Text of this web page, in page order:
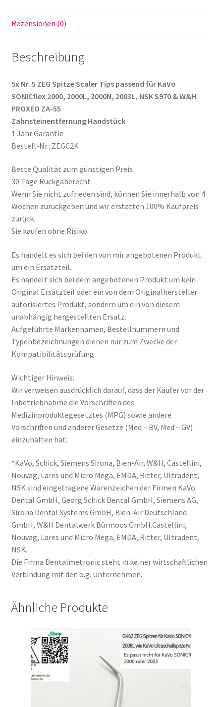
2000N,
NSK
S970
W&H
PROXEO
ZA-
55
Menge
Rezensionen (0)
Beschreibung
5x Nr. 5 ZEG Spitze Scaler Tips passend für KaVo
SONICflex 2000, 2000L, 2000N, 2003L, NSK S970 & W&H
PROXEO ZA-55
Zahnsteinentfernung Handstück
1 Jahr Garantie
Bestell-Nr.: ZEGC2K
Beste Qualität zum günstigen Preis
30 Tage Rückgaberecht
Wenn Sie nicht zufrieden sind, können Sie innerhalb von 4
Wochen zurückgeben und wir erstatten 100% Kaufpreis
zurück.
Sie kaufen ohne Risiko.
Es handelt es sich bei den von mir angebotenen Produkt
um ein Ersatzteil.
Es handelt sich bei dem angebotenen Produkt um kein
Original Ersatzteil oder ein von dem Originalhersteller
autorisiertes Produkt, sondern um ein von diesem
unabhängig hergestellten Ersatz.
Aufgeführte Markennamen, Bestellnummern und
Typenbezeichnungen dienen nur zum Zwecke der
Kompatibilitätsprüfung.
Wichtiger Hinweis:
Wir verweisen ausdrücklich darauf, dass der Käufer vor der
Inbetriebnahme die Vorschriften des
Medizinproduktegesetztes (MPG) sowie andere
Vorschriften und anderer Gesetze (Med – BV, Med – GV)
einzuhalten hat.
*KaVo, Schick, Siemens Sirona, Bien-Air, W&H, Castellini,
Nouvag, Lares und Micro Mega, EMDA, Ritter, Ultradent,
NSK sind eingetragene Warenzeichen der Firmen KaVo
Dental GmbH, Georg Schick Dental GmbH, Siemens AG,
Sirona Dental Systems GmbH, Bien-Air Deutschland
GmbH, W&H Dentalwerk Bürmoos GmbH.Castellini,
Nouvag, Lares und Micro Mega, EMDA, Ritter, Ultradent,
NSK.
Die Firma Dentalmetronic steht in keiner wirtschaftlichen
Verbindung mit den o.g. Unternehmen.
Ähnliche Produkte